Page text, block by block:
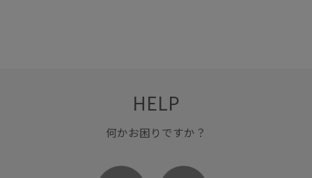
HELP
何かお困りですか？